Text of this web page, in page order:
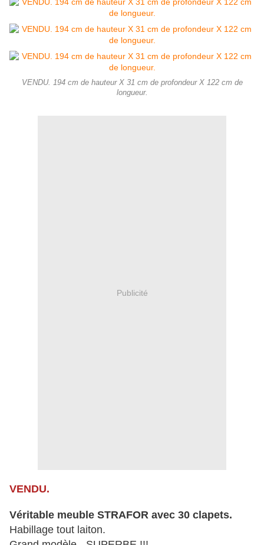
VENDU. 194 cm de hauteur X 31 cm de profondeur X 122 cm de
longueur.
Publicité
VENDU.
Véritable meuble STRAFOR avec 30 clapets.
Habillage tout laiton.